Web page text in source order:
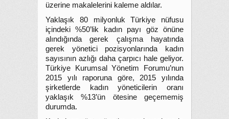
üzerine makalelerini kaleme aldılar.
Yaklaşık 80 milyonluk Türkiye nüfusu
içindeki %50’lik kadın payı göz önüne
alındığında gerek çalışma hayatında
gerek yönetici pozisyonlarında kadın
sayısının azlığı daha çarpıcı hale geliyor.
Türkiye Kurumsal Yönetim Forumu’nun
2015 yılı raporuna göre, 2015 yılında
şirketlerde kadın yöneticilerin oranı
yaklaşık %13’ün ötesine geçememiş
durumda.